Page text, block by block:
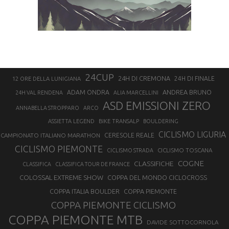
12 ORE DELLA LUNIGIANA 24CUP 24H DI CREMONA 24H DI FINALE
24H VAL RENDENA ADAM ONDRA ALIA MARCELLINI ANDREA BRUNO
ANNABELLA STROPPARO ARCO ASD EMISSIONI ZERO
ASSIETTA LEGEND BIKE TRANSALP BOULDERING
CAMPIONATO ITALIANO MARATHON CERESOLE REALE CICLISMO LIGURIA
CICLISMO PIEMONTE CICLISMO STRADA CICLISMO TOSCANA
CLASSIFICA CLASSIFICA TOUR DE FRANCE CLASSIFICHE COGNE
COLOSSAL EXTREME SHOW
COPPA DEL MONDO CICLOCROSS
COPPA ITALIA BOULDER
COPPA PIEMONTE
COPPA PIEMONTE CICLISMO
COPPA PIEMONTE MTB DAVIDE SOTTOCORNOLA